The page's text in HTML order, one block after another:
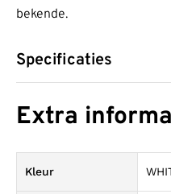
bekende.
Specificaties
Extra
Kleur